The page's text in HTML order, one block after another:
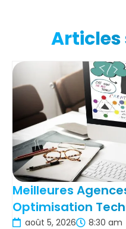
Meilleures
Optimisation
août 5, 2026 8:30 am